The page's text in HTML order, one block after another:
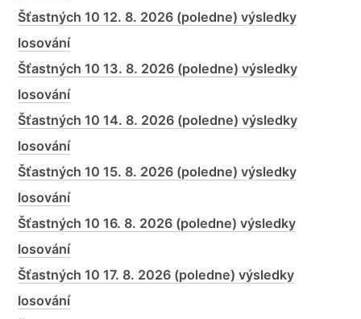
Šťastných 10 12. 8. 2026 (poledne) výsledky
losování
Šťastných 10 13. 8. 2026 (poledne) výsledky
losování
Šťastných 10 14. 8. 2026 (poledne) výsledky
losování
Šťastných 10 15. 8. 2026 (poledne) výsledky
losování
Šťastných 10 16. 8. 2026 (poledne) výsledky
losování
Šťastných 10 17. 8. 2026 (poledne) výsledky
losování